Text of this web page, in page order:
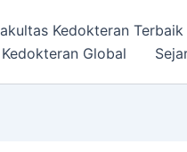
Kedokteran
Global